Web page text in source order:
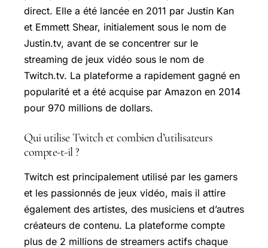
direct. Elle a été lancée en 2011 par Justin Kan
et Emmett Shear, initialement sous le nom de
Justin.tv, avant de se concentrer sur le
streaming de jeux vidéo sous le nom de
Twitch.tv. La plateforme a rapidement gagné en
popularité et a été acquise par Amazon en 2014
pour 970 millions de dollars.
Qui utilise Twitch et combien d’utilisateurs
compte-t-il ?
Twitch est principalement utilisé par les gamers
et les passionnés de jeux vidéo, mais il attire
également des artistes, des musiciens et d’autres
créateurs de contenu. La plateforme compte
plus de 2 millions de streamers actifs chaque